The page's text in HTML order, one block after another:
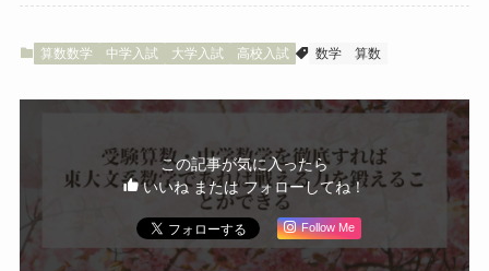
算数数学 中学入試 大学入試 高校入試 数学 算数
この記事が気に入ったら
いいね または フォローしてね！
Follow Me